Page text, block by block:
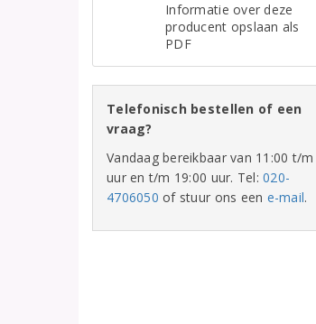
Informatie over deze
producent opslaan als
PDF
Telefonisch bestellen of een
vraag?
Vandaag bereikbaar van 11:00 t/m
uur en t/m 19:00 uur. Tel:020-
4706050 of stuur ons een e-mail.